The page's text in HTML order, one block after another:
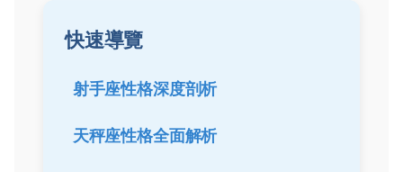
快速導覽
射手座性格深度剖析
天秤座性格全面解析